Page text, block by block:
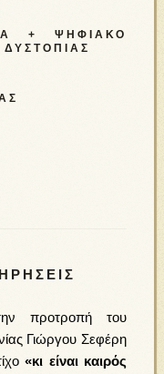
+ ΨΗΦΙΑΚΌ
προτροπή του
Γιώργου Σεφέρη
«κι είναι καιρός